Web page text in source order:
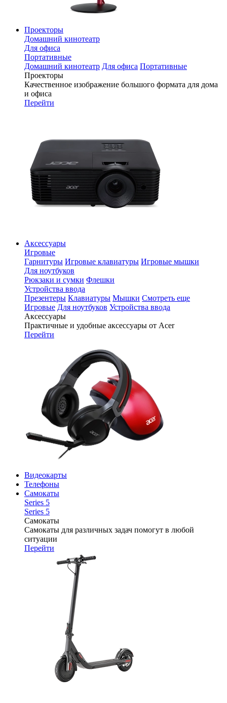
Проекторы
Домашний кинотеатр
Для офиса
Портативные
Домашний кинотеатр Для офиса Портативные
Проекторы
Качественное изображение большого формата для дома
и офиса
Перейти
Аксессуары
Игровые
Гарнитуры Игровые клавиатуры Игровые мышки
Для ноутбуков
Рюкзаки и сумки Флешки
Устройства ввода
Презентеры Клавиатуры Мышки Смотреть еще
Игровые Для ноутбуков Устройства ввода
Аксессуары
Практичные и удобные аксессуары от Acer
Перейти
Видеокарты
Телефоны
Самокаты
Series 5
Series 5
Самокаты
Самокаты для различных задач помогут в любой
ситуации
Перейти